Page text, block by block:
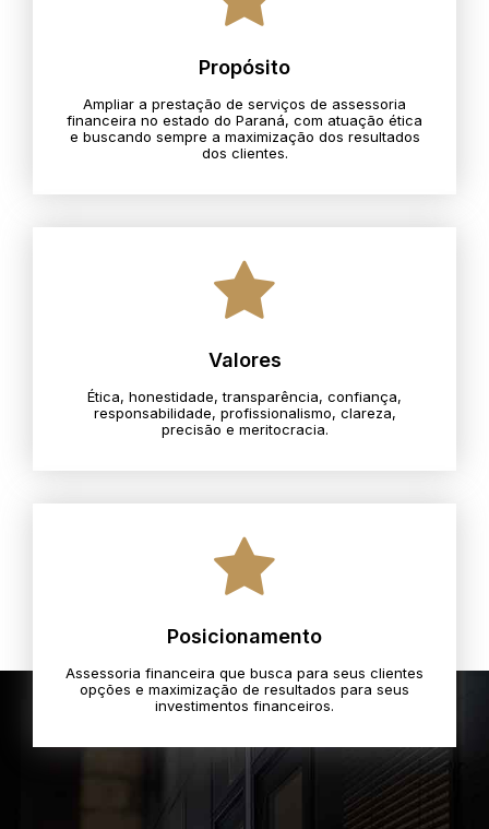
Propósito
Ampliar a prestação de serviços de assessoria
financeira no estado do Paraná, com atuação ética
e buscando sempre a maximização dos resultados
dos clientes.
Valores
Ética, honestidade, transparência, confiança,
responsabilidade, profissionalismo, clareza,
precisão e meritocracia.​
Posicionamento
Assessoria financeira que busca para seus clientes
opções e maximização de resultados para seus
investimentos financeiros.